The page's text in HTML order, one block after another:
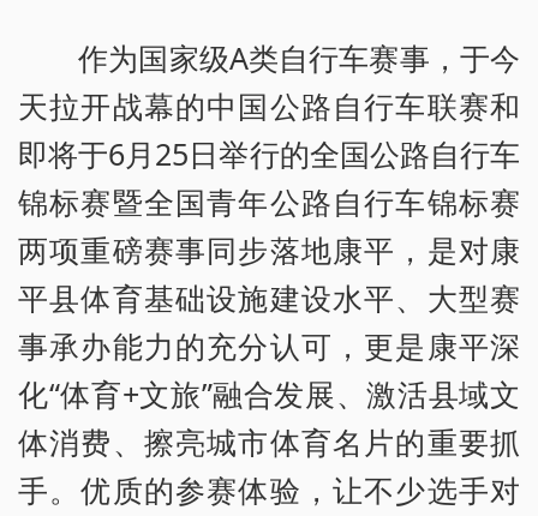
作为国家级A类自行车赛事，于今
天拉开战幕的中国公路自行车联赛和
即将于6月25日举行的全国公路自行车
锦标赛暨全国青年公路自行车锦标赛
两项重磅赛事同步落地康平，是对康
平县体育基础设施建设水平、大型赛
事承办能力的充分认可，更是康平深
化“体育+文旅”融合发展、激活县域文
体消费、擦亮城市体育名片的重要抓
手。优质的参赛体验，让不少选手对